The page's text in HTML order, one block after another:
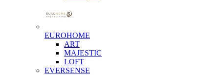
EUROHOME
ART
MAJESTIC
LOFT
EVERSENSE